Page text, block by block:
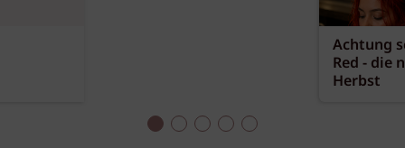
Achtung
Red - die
Herbst